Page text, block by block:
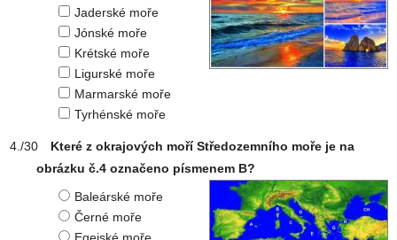
Jaderské moře
Jónské moře
Krétské moře
Ligurské moře
Marmarské moře
Tyrhénské moře
Které z okrajových moří Středozemního moře je na
obrázku č.4 označeno písmenem B?
Baleárské moře
Černé moře